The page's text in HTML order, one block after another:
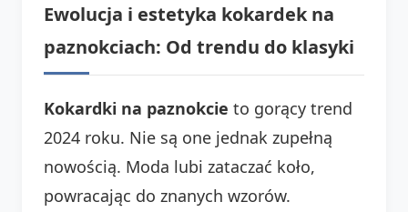
Ewolucja i estetyka kokardek na
paznokciach: Od trendu do klasyki
Kokardki na paznokcie to gorący trend
2024 roku. Nie są one jednak zupełną
nowością. Moda lubi zataczać koło,
powracając do znanych wzorów.